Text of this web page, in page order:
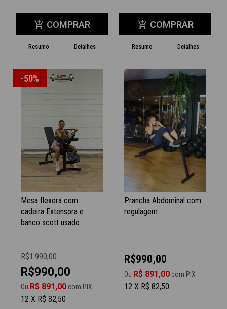
add_shopping_cart COMPRAR
Resumo Detalhes
add_shopping_cart COMPRAR
Resumo Detalhes
-50%
Mesa flexora com
cadeira Extensora e
banco scott usado
R$1.990,00
R$990,00
Ou R$ 891,00 com PIX
12 X R$ 82,50
Prancha Abdominal com
regulagem
R$990,00
Ou R$ 891,00 com PIX
12 X R$ 82,50